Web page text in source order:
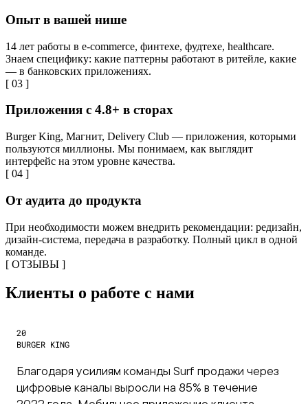
Опыт в вашей нише
14 лет работы в e-commerce, финтехе, фудтехе, healthcare.
Знаем специфику: какие паттерны работают в ритейле, какие
— в банковских приложениях.
[ 03 ]
Приложения с 4.8+ в сторах
Burger King, Магнит, Delivery Club — приложения, которыми
пользуются миллионы. Мы понимаем, как выглядит
интерфейс на этом уровне качества.
[ 04 ]
От аудита до продукта
При необходимости можем внедрить рекомендации: редизайн,
дизайн-система, передача в разработку. Полный цикл в одной
команде.
[ ОТЗЫВЫ ]
Клиенты о работе с нами
20
BURGER KING
Благодаря усилиям команды Surf продажи через
цифровые каналы выросли на 85% в течение